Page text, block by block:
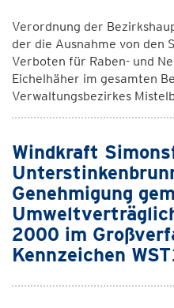
Verordnung der
der die Ausnahme von den
Verboten für Raben- und
Eichelhäher im gesamten
Verwaltungsbezirkes
Windkraft
Genehmigung
2000 im
Kennzeichen